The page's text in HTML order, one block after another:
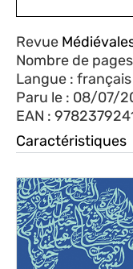
Revue
Nombre de
Langue : français
Paru le : 08/07/
EAN :
Caractéristiques